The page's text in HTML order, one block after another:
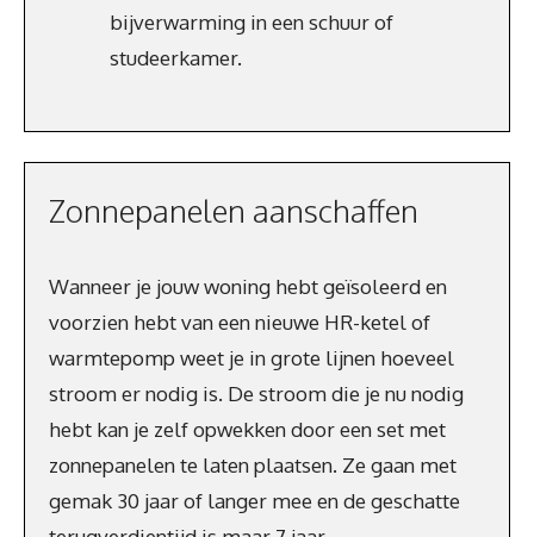
bijverwarming in een schuur of
studeerkamer.
Zonnepanelen aanschaffen
Wanneer je jouw woning hebt geïsoleerd en
voorzien hebt van een nieuwe HR-ketel of
warmtepomp weet je in grote lijnen hoeveel
stroom er nodig is. De stroom die je nu nodig
hebt kan je zelf opwekken door een set met
zonnepanelen te laten plaatsen. Ze gaan met
gemak 30 jaar of langer mee en de geschatte